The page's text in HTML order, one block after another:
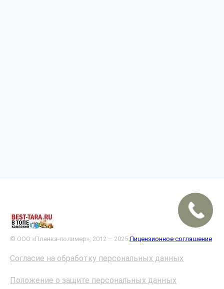
© ООО «Пленка-полимер», 2012 – 2025 Лицензионное соглашение
Согласие на обработку персональных данных
Положение о защите персональных данных